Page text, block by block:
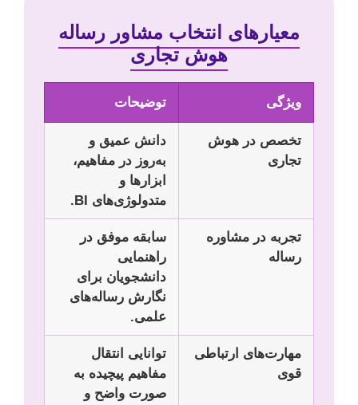
معیارهای انتخاب مشاور رساله
هوش تجاری
ویژگی توضیحات
تخصص در هوش
تجاری
دانش عمیق و
به‌روز در مفاهیم،
ابزارها و
متدولوژی‌های BI.
تجربه در مشاوره
رساله
سابقه موفق در
راهنمایی
دانشجویان برای
نگارش رساله‌های
علمی.
مهارت‌های ارتباطی
قوی
توانایی انتقال
مفاهیم پیچیده به
صورت واضح و